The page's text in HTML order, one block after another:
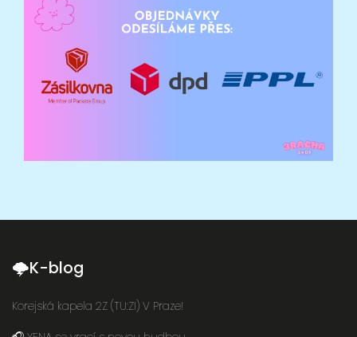
🌩K-blog
Korejská kapela 2Z (TU:ZI) V Praze!